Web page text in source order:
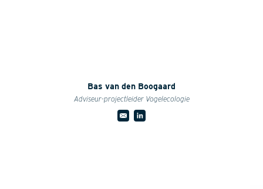
Bas van den Boogaard
Adviseur-projectleider Vogelecologie